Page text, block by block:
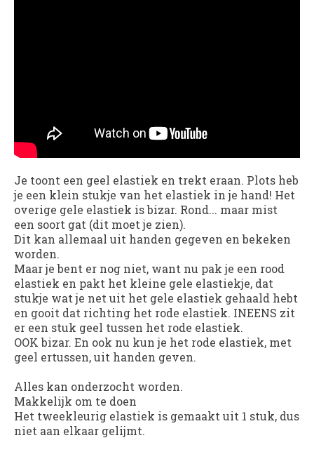
Je toont een geel elastiek en trekt eraan. Plots heb
je een klein stukje van het elastiek in je hand! Het
overige gele elastiek is bizar. Rond... maar mist
een soort gat (dit moet je zien).
Dit kan allemaal uit handen gegeven en bekeken
worden.
Maar je bent er nog niet, want nu pak je een rood
elastiek en pakt het kleine gele elastiekje, dat
stukje wat je net uit het gele elastiek gehaald hebt
en gooit dat richting het rode elastiek. INEENS zit
er een stuk geel tussen het rode elastiek.
OOK bizar. En ook nu kun je het rode elastiek, met
geel ertussen, uit handen geven.
Alles kan onderzocht worden.
Makkelijk om te doen
Het tweekleurig elastiek is gemaakt uit 1 stuk, dus
niet aan elkaar gelijmt.